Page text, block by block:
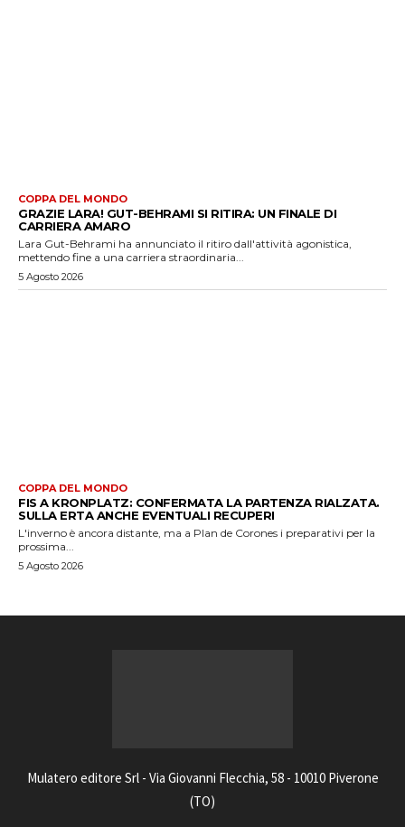
COPPA DEL MONDO
GRAZIE LARA! GUT-BEHRAMI SI RITIRA: UN FINALE DI
CARRIERA AMARO
Lara Gut-Behrami ha annunciato il ritiro dall'attività agonistica,
mettendo fine a una carriera straordinaria...
5 Agosto 2026
COPPA DEL MONDO
FIS A KRONPLATZ: CONFERMATA LA PARTENZA RIALZATA.
SULLA ERTA ANCHE EVENTUALI RECUPERI
L'inverno è ancora distante, ma a Plan de Corones i preparativi per la
prossima...
5 Agosto 2026
Mulatero editore Srl - Via Giovanni Flecchia, 58 - 10010 Piverone
(TO)